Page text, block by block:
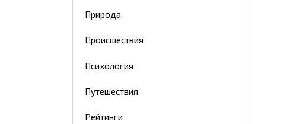
Природа
Происшествия
Психология
Путешествия
Рейтинги